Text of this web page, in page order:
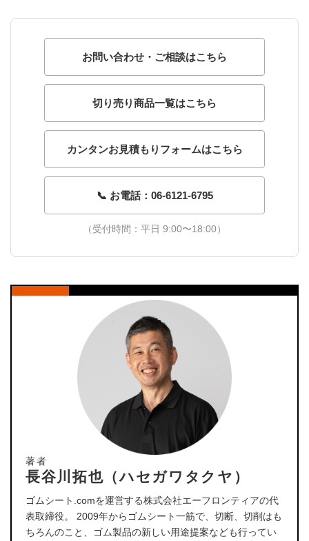
お問い合わせ・ご相談はこちら
切り売り商品一覧はこちら
カンタンお見積もりフォームはこちら
📞 お電話：06-6121-6795
（受付時間：平日 9:00〜18:00）
著者
長谷川拓也（ハセガワタクヤ）
ゴムシート.comを運営する株式会社エーフロンティアの代
表取締役。 2009年からゴムシート一筋で、切断、切削はも
ちろんのこと、ゴム製品の新しい用途提案なども行ってい